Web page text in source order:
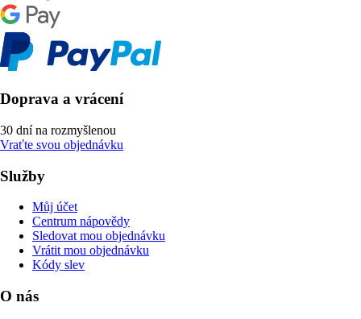
Doprava a vrácení
30 dní na rozmyšlenou
Vraťte svou objednávku
Služby
Můj účet
Centrum nápovědy
Sledovat mou objednávku
Vrátit mou objednávku
Kódy slev
O nás